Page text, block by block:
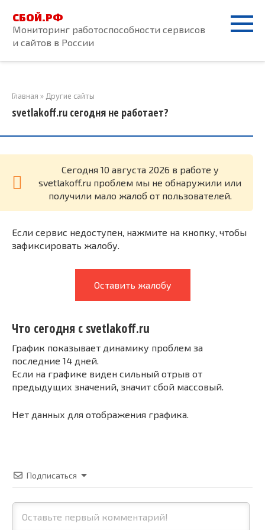
контенту
СБОЙ.РФ
Мониторинг работоспособности сервисов
и сайтов в России
Главная » Другие сайты
svetlakoff.ru сегодня не работает?
Cегодня 10 августа 2026 в работе у
svetlakoff.ru проблем мы не обнаружили или
получили мало жалоб от пользователей.
Если сервис недоступен, нажмите на кнопку, чтобы
зафиксировать жалобу.
Оставить жалобу
Что сегодня с svetlakoff.ru
График показывает динамику проблем за
последние 14 дней.
Если на графике виден сильный отрыв от
предыдущих значений, значит сбой массовый.
Нет данных для отображения графика.
Подписаться